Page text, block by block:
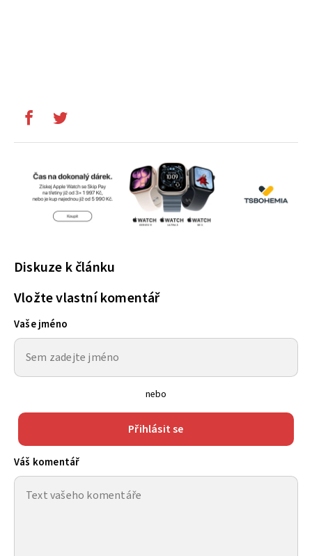
Diskuze k článku
Vložte vlastní komentář
Vaše jméno
nebo
Přihlásit se
Váš komentář